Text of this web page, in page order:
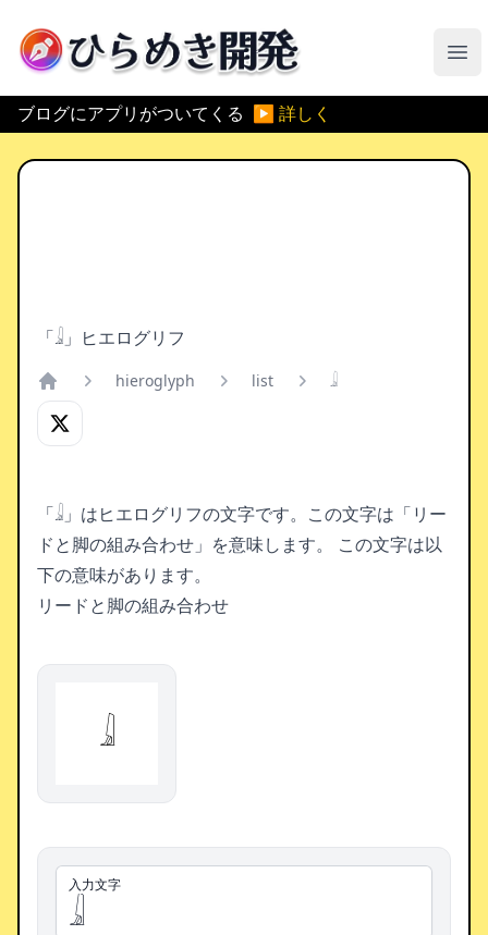
ひらめき開発
メ
ブログにアプリがついてくる ▶ 詳しく
「𓇍」ヒエログリフ
Home
hieroglyph list 𓇍
「𓇍」はヒエログリフの文字です。この文字は「リー
ドと脚の組み合わせ」を意味します。
この文字は以
下の意味があります。
リードと脚の組み合わせ
𓇍
入力文字